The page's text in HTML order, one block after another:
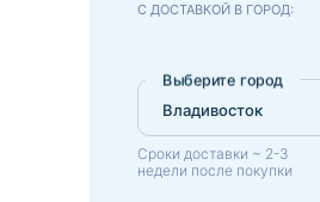
С ДОСТАВКОЙ В ГОРОД:
Выберите город
Сроки доставки ~ 2-3
недели после покупки